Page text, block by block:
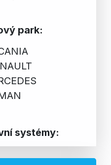
park:
systémy: